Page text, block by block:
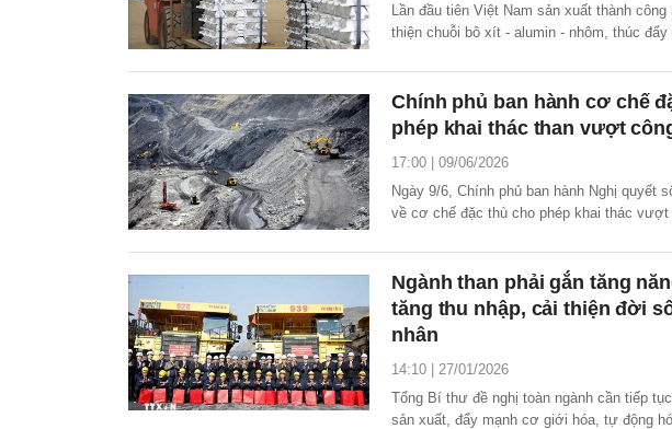
Lần đầu tiên Việt Nam sản xuất thành công
thiện chuỗi bô xít - alumin - nhôm, thúc đẩy
Chính phủ ban hành cơ chế
phép khai thác than vượt
17:00 | 09/06/2026
Ngày 9/6, Chính phủ ban hành Nghị quyết
về cơ chế đặc thù cho phép khai thác vượt
đang còn hiệu lực nhằm bảo đảm an ninh
gia.
Ngành than phải gắn tăng
tăng thu nhập, cải thiện đời
nhân
14:10 | 27/01/2026
Tổng Bí thư đề nghị toàn ngành cần tiếp
sản xuất, đẩy mạnh cơ giới hóa, tự động